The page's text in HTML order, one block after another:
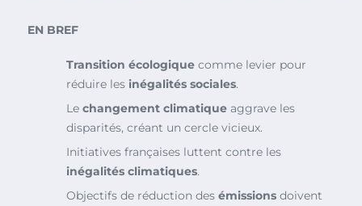
EN BREF
Transition écologique comme levier pour
réduire les inégalités sociales.
Le changement climatique aggrave les
disparités, créant un cercle vicieux.
Initiatives françaises luttent contre les
inégalités climatiques.
Objectifs de réduction des émissions doivent